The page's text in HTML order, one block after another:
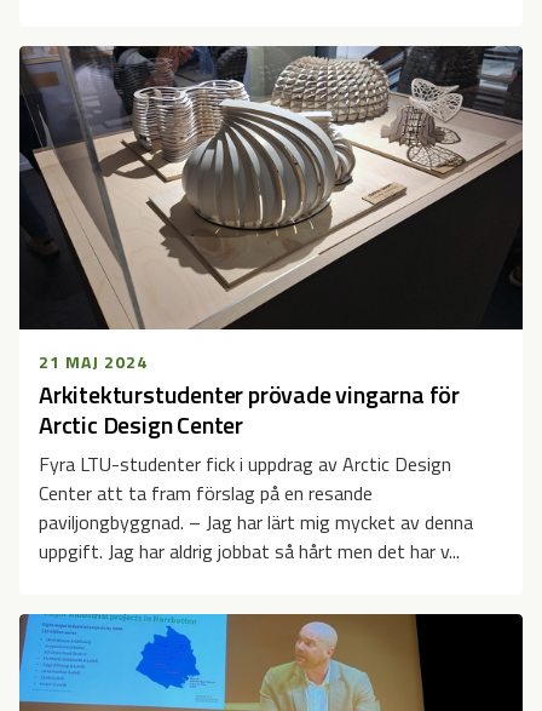
Arkitekturstudenter prövade vingarna för
Arctic Design Center
21 MAJ 2024
Fyra LTU-studenter fick i uppdrag av Arctic Design
Center att ta fram förslag på en resande
paviljongbyggnad. – Jag har lärt mig mycket av denna
uppgift. Jag har aldrig jobbat så hårt men det har v...